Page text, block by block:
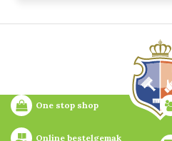
One stop shop
Online bestelgemak